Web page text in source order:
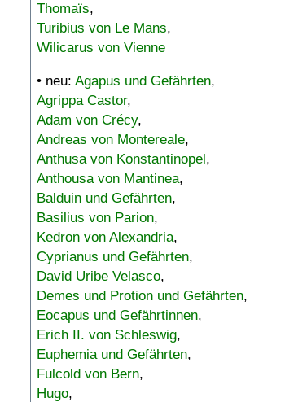
Thomaïs,
Turibius von Le Mans,
Wilicarus von Vienne
• neu: Agapus und Gefährten,
Agrippa Castor,
Adam von Crécy,
Andreas von Montereale,
Anthusa von Konstantinopel,
Anthousa von Mantinea,
Balduin und Gefährten,
Basilius von Parion,
Kedron von Alexandria,
Cyprianus und Gefährten,
David Uribe Velasco,
Demes und Protion und Gefährten,
Eocapus und Gefährtinnen,
Erich II. von Schleswig,
Euphemia und Gefährten,
Fulcold von Bern,
Hugo,